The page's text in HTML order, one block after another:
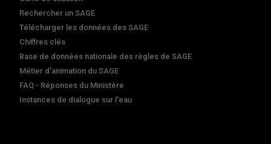
Rechercher un SAGE
Télécharger les données des SAGE
Chiffres clés
Base de données nationale des règles de SAGE
Métier d'animation du SAGE
FAQ - Réponses du Ministère
Instances de dialogue sur l'eau